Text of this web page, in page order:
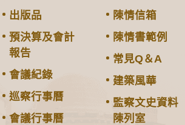
出版品
預決算及會計
報告
會議紀錄
巡察行事曆
會議行事曆
陳情信箱
陳情書範例
常見Q＆A
建築風華
監察文史資料
陳列室